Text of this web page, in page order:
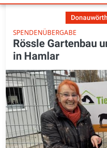
Donauwörth
SPENDENÜBERGABE
Rössle Gartenbau
in Hamlar